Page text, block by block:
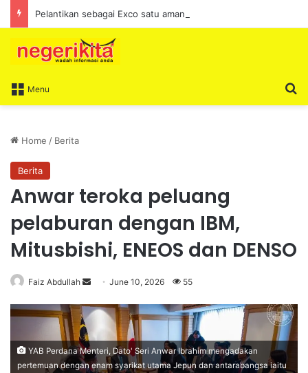
Menu
Home / Berita
Berita
Anwar teroka peluang
pelaburan dengan IBM,
Mitusbishi, ENEOS dan DENSO
Faiz Abdullah
n
a
n
June 10, 2026 55
YAB Perdana Menteri, Dato' Seri Anwar Ibrahim mengadakan
pertemuan dengan enam syarikat utama Jepun dan antarabangsa iaitu